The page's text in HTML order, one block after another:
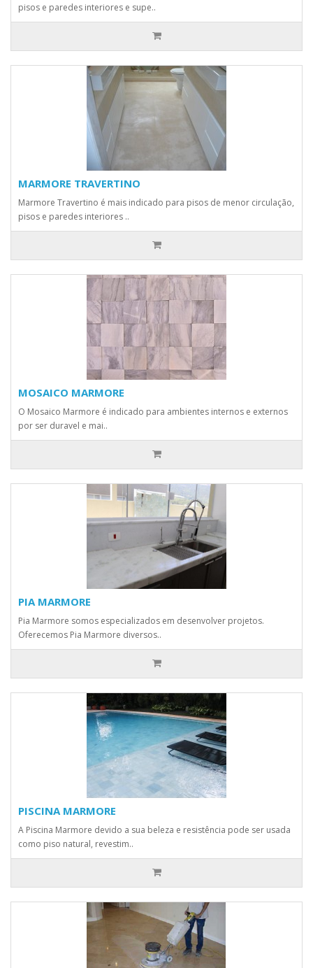
pisos e paredes interiores e supe..
MARMORE TRAVERTINO
Marmore Travertino é mais indicado para pisos de menor circulação,
pisos e paredes interiores ..
MOSAICO MARMORE
O Mosaico Marmore é indicado para ambientes internos e externos
por ser duravel e mai..
PIA MARMORE
Pia Marmore somos especializados em desenvolver projetos.
Oferecemos Pia Marmore diversos..
PISCINA MARMORE
A Piscina Marmore devido a sua beleza e resistência pode ser usada
como piso natural, revestim..